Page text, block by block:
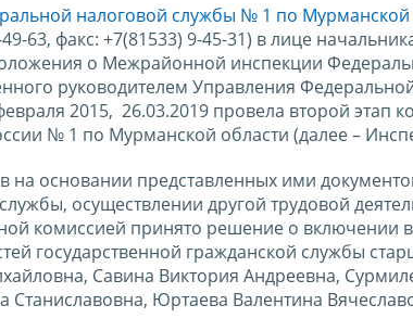
налоговой службы № 1 по Мурманской
63, факс: +7(81533) 9-45-31) в лице
о Межрайонной инспекции
руководителем Управления
2015, 26.03.2019 провела второй этап
№ 1 по Мурманской области (далее –
на основании представленных ими
осуществлении другой трудовой
комиссией принято решение о включении
государственной гражданской службы
Савина Виктория Андреевна,
Станиславовна, Юртаева Валентина